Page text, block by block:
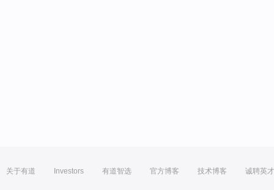
关于有道 Investors 有道智选 官方博客 技术博客 诚聘英才